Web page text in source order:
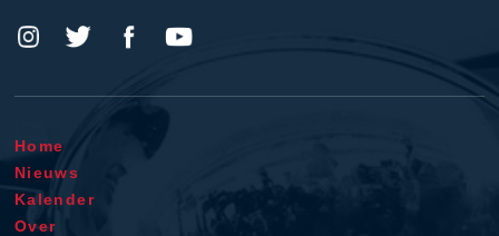
Home
Nieuws
Kalender
Over